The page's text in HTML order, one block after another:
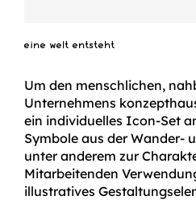
eine welt entsteht
Um den menschlichen,
Unternehmens
ein individuelles Icon-Set
Symbole aus der Wander-
unter anderem zur
Mitarbeitenden
illustratives